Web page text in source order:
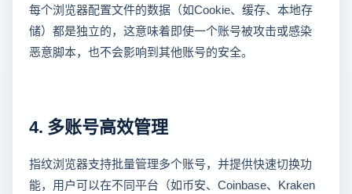
每个浏览器配置文件的数据（如Cookie、缓存、本地存
储）都是独立的，这意味着即使一个账号被攻击或感染
恶意脚本，也不会影响到其他账号的安全。
4. 多账号高效管理
指纹浏览器支持批量管理多个账号，并提供快速切换功
能，用户可以在不同平台（如币安、Coinbase、Kraken